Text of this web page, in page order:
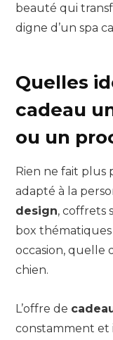
beauté qui
digne d’un spa
Quelles
cadeau
ou un
Rien ne fait plus
adapté à la
design, coffrets
box
occasion, quelle
chien.
L’offre de
constamment et